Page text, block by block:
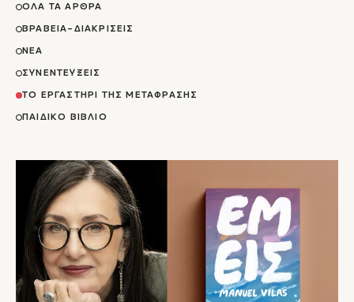
ΟΛΑ ΤΑ ΑΡΘΡΑ
ΒΡΑΒΕΙΑ-ΔΙΑΚΡΙΣΕΙΣ
ΝΕΑ
ΣΥΝΕΝΤΕΥΞΕΙΣ
ΤΟ ΕΡΓΑΣΤΗΡΙ ΤΗΣ ΜΕΤΑΦΡΑΣΗΣ
ΠΑΙΔΙΚΟ ΒΙΒΛΙΟ